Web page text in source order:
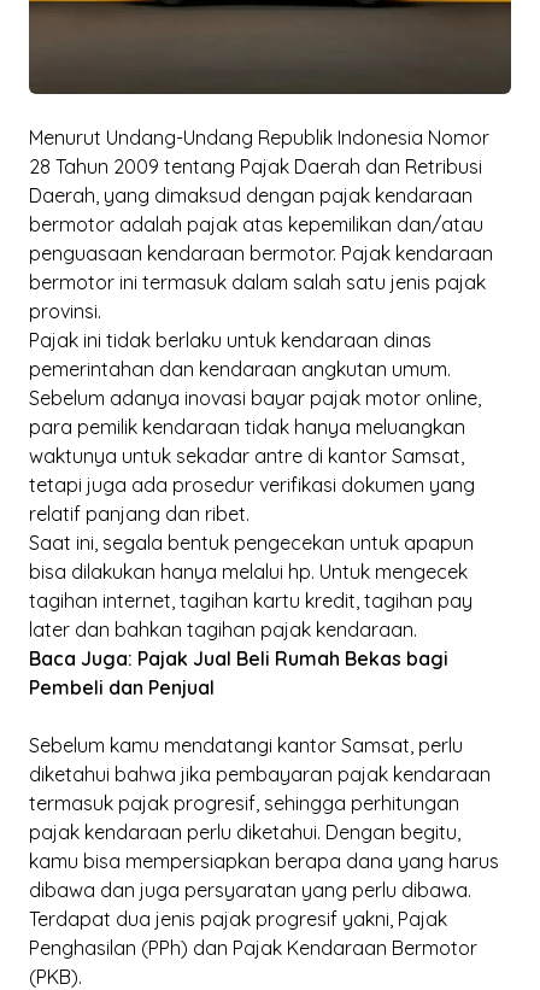
Menurut Undang-Undang Republik Indonesia Nomor
28 Tahun 2009 tentang Pajak Daerah dan Retribusi
Daerah, yang dimaksud dengan pajak kendaraan
bermotor adalah pajak atas kepemilikan dan/atau
penguasaan kendaraan bermotor. Pajak kendaraan
bermotor ini termasuk dalam salah satu jenis pajak
provinsi.
Pajak ini tidak berlaku untuk kendaraan dinas
pemerintahan dan kendaraan angkutan umum.
Sebelum adanya inovasi bayar pajak motor online,
para pemilik kendaraan tidak hanya meluangkan
waktunya untuk sekadar antre di kantor Samsat,
tetapi juga ada prosedur verifikasi dokumen yang
relatif panjang dan ribet.
Saat ini, segala bentuk pengecekan untuk apapun
bisa dilakukan hanya melalui hp. Untuk mengecek
tagihan internet, tagihan kartu kredit, tagihan pay
later dan bahkan tagihan pajak kendaraan.
Baca Juga: Pajak Jual Beli Rumah Bekas bagi
Pembeli dan Penjual
Sebelum kamu mendatangi kantor Samsat, perlu
diketahui bahwa jika pembayaran pajak kendaraan
termasuk pajak progresif, sehingga perhitungan
pajak kendaraan perlu diketahui. Dengan begitu,
kamu bisa mempersiapkan berapa dana yang harus
dibawa dan juga persyaratan yang perlu dibawa.
Terdapat dua jenis pajak progresif yakni, Pajak
Penghasilan (PPh) dan Pajak Kendaraan Bermotor
(PKB).